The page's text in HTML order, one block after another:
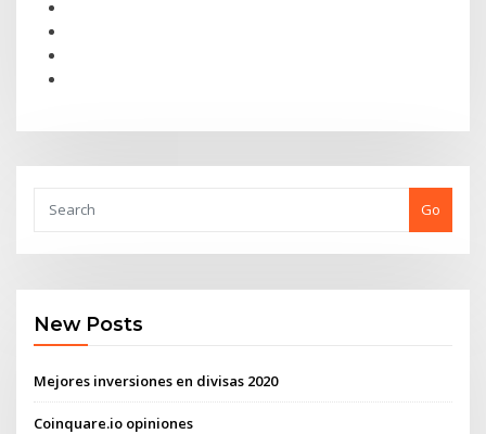
Go
New Posts
Mejores inversiones en divisas 2020
Coinquare.io opiniones